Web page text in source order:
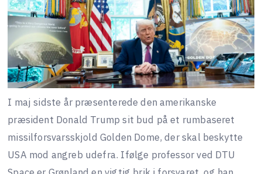
I maj sidste år præsenterede den amerikanske
præsident Donald Trump sit bud på et rumbaseret
missilforsvarsskjold Golden Dome, der skal beskytte
USA mod angreb udefra. Ifølge professor ved DTU